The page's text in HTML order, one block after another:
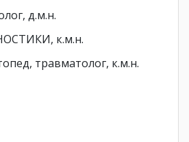
д.м.н.
к.м.н.
травматолог, к.м.н.